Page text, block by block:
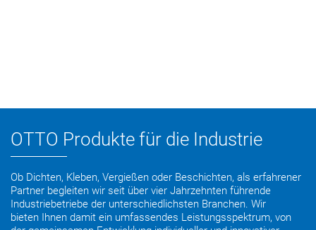
OTTO Produkte für die Industrie
Ob Dichten, Kleben, Vergießen oder Beschichten, als erfahrener
Partner begleiten wir seit über vier Jahrzehnten führende
Industriebetriebe der unterschiedlichsten Branchen. Wir
bieten Ihnen damit ein umfassendes Leistungsspektrum, von